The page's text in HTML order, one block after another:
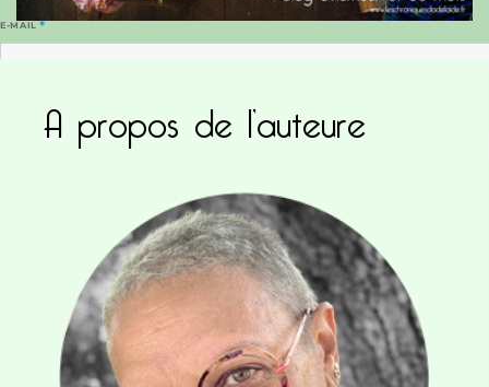
E-MAIL*
SITE WEB
Enregistrer mon nom, mon e-mail et mon site dans le navigateur pour mon prochain commentaire.
A propos de l’auteure